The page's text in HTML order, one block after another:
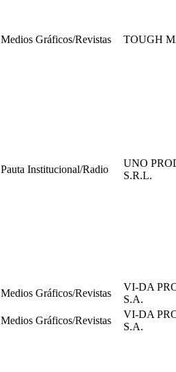
Medios Gráficos/Revistas TOUGH
Pauta Institucional/Radio
UNO
S.R.L.
Medios Gráficos/Revistas
VI-DA
S.A.
Medios Gráficos/Revistas
VI-DA
S.A.